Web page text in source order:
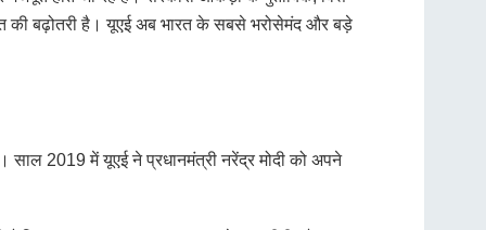
की बढ़ोतरी है। यूएई अब भारत के सबसे भरोसेमंद और बड़े
साल 2019 में यूएई ने प्रधानमंत्री नरेंद्र मोदी को अपने